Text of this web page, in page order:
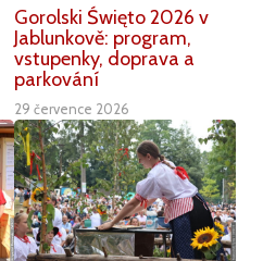
Gorolski Święto 2026 v
Jablunkově: program,
vstupenky, doprava a
parkování
29 července 2026